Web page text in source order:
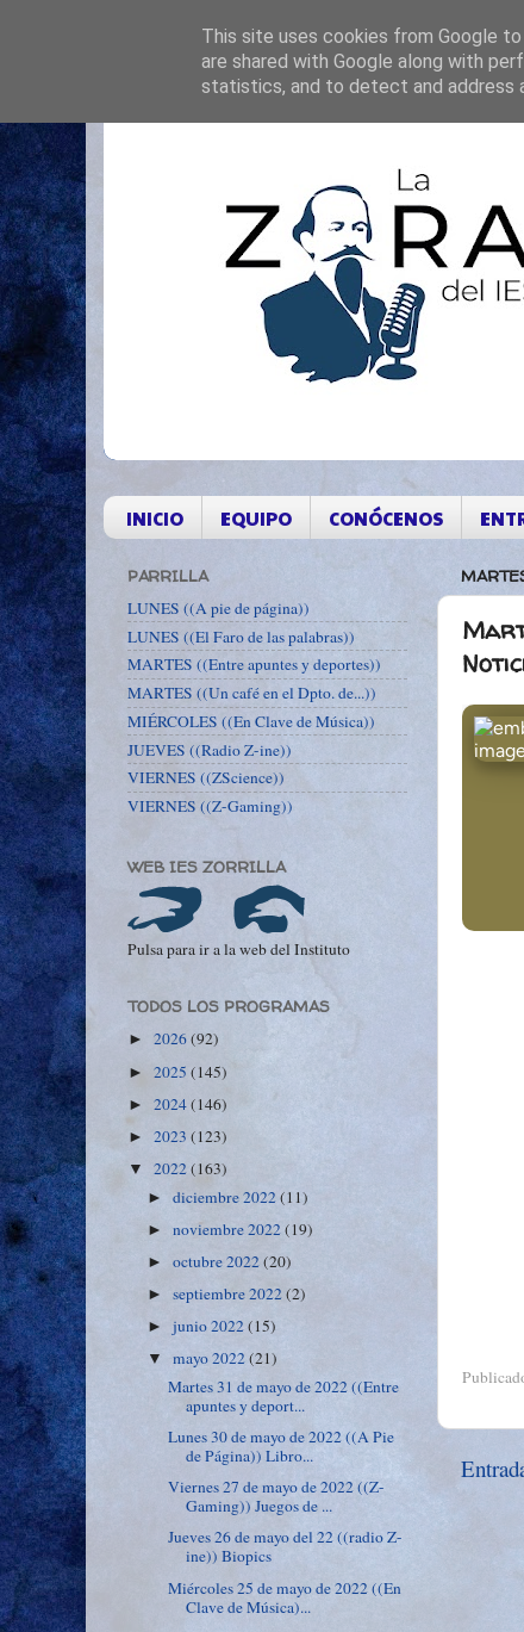
INICIO EQUIPO CONÓCENOS
PARRILLA
LUNES ((A pie de página))
LUNES ((El Faro de las palabras))
MARTES ((Entre apuntes y deportes))
MARTES ((Un café en el Dpto. de...))
MIÉRCOLES ((En Clave de Música))
JUEVES ((Radio Z-ine))
VIERNES ((ZScience))
VIERNES ((Z-Gaming))
WEB IES ZORRILLA
Pulsa para ir a la web del Instituto
TODOS LOS PROGRAMAS
► 2026(92)
► 2025 (145)
► 2024(146)
► 2023 (123)
▼ 2022(163)
►diciembre 2022(11)
►noviembre 2022(19)
►octubre 2022(20)
►septiembre 2022(2)
►junio 2022(15)
▼mayo 2022(21)
Martes 31 de mayo de 2022 ((Entre
apuntes y deport...
Lunes 30 de mayo de 2022 ((A Pie
de Página)) Libro...
Viernes 27 de mayo de 2022 ((Z-
Gaming)) Juegos de ...
Jueves 26 de mayo del 22 ((radio Z-
ine)) Biopics
Miércoles 25 de mayo de 2022 ((En
Clave de Música)...
This site uses cookies from Google
are shared with Google along with
statistics, and to detect and address